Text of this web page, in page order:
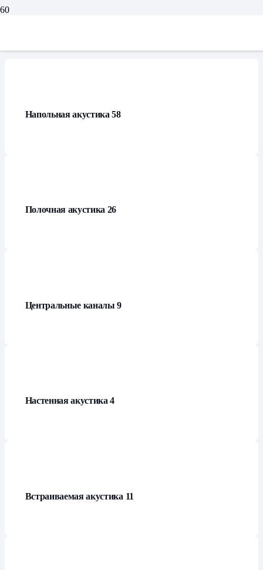
Напольная акустика58
Полочная акустика 26
Центральные каналы9
Настенная акустика4
Встраиваемая акустика 11